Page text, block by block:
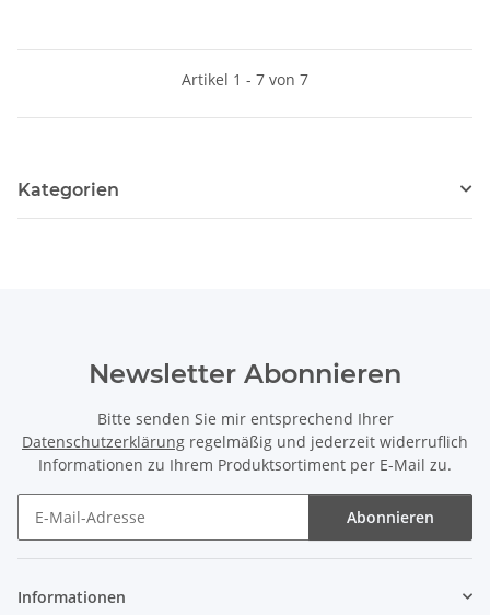
Artikel 1 - 7 von 7
Kategorien
Newsletter Abonnieren
Bitte senden Sie mir entsprechend Ihrer
Datenschutzerklärung regelmäßig und jederzeit widerruflich
Informationen zu Ihrem Produktsortiment per E-Mail zu.
Abonnieren
Informationen